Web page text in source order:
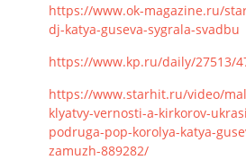
https://www.ok-magazine.ru/
dj-katya-guseva-sygrala-svadbu
https://www.kp.ru/daily/27513/
https://www.starhit.ru/video/
klyatvy-vernosti-a-kirkorov-
podruga-pop-korolya-katya-
zamuzh-889282/